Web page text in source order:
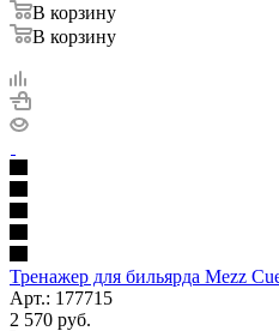
В корзину
В корзину
Тренажер для бильярда Mezz
Арт.: 177715
2 570 руб.